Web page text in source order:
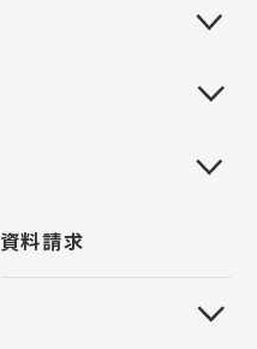
上手くんα
資料請求